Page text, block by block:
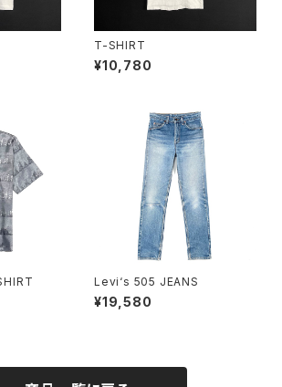
T-SHIRT
¥10,780
Levi‘s 505 JEANS
¥19,580